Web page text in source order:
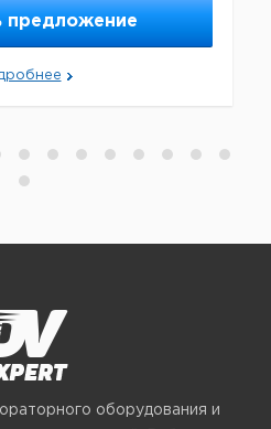
предложение
оборудования и